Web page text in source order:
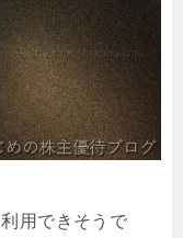
用できそうで